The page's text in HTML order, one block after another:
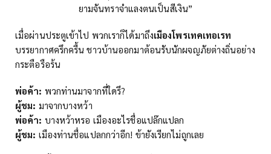
ยามจันทราจำแลงตนเป็นสีเงิน”
เมื่อผ่านประตูเข้าไป พวกเราก็ได้มาถึงเมืองโพรเทคเทอเรท
บรรยากาศครึกครื้น ชาวบ้านออกมาต้อนรับนักผจญภัยต่างถิ่นอย่าง
กระตือรือร้น
พ่อค้า: พวกท่านมาจากที่ใดรึ?
ผู้ชม: มาจากบางหว้า
พ่อค้า: บางหว้าหรอ เมืองอะไรชื่อแปล๊กแปลก
ผู้ชม: เมืองท่านชื่อแปลกกว่าอีก! ข้ายังเรียกไม่ถูกเลย